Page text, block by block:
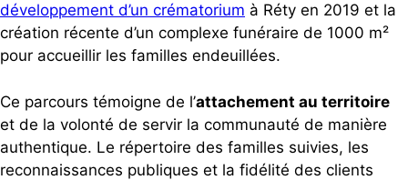
développement d’un crématorium à Réty en 2019 et la
création récente d’un complexe funéraire de 1000 m²
pour accueillir les familles endeuillées.
Ce parcours témoigne de l’attachement au territoire
et de la volonté de servir la communauté de manière
authentique. Le répertoire des familles suivies, les
reconnaissances publiques et la fidélité des clients